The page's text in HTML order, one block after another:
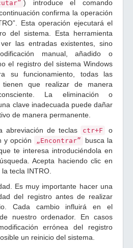
) introduce el comando
confirma la operación
Esta operación ejecutará el
del sistema. Esta herramienta
las entradas existentes, sino
manual, añadido o
el registro del sistema Windows
su funcionamiento, todas las
tienen que realizar de manera
La eliminación o
clave inadecuada puede dañar
de manera permanente.
abreviación de teclas
ctr+F
o
y opción
„Encontrar”
busca la
te interesa introduciéndola en
Acepta haciendo clic en
tecla INTRO.
Es muy importante hacer una
del registro antes de realizar
Cada cambio influirá en el
nuestro ordenador. En casos
errónea del registro
un reinicio del sistema.